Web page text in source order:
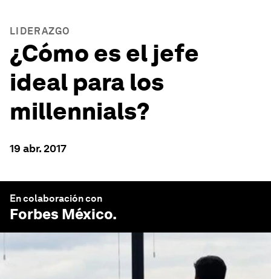
LIDERAZGO
¿Cómo es el jefe
ideal para los
millennials?
19 abr. 2017
En colaboración con
Forbes México.